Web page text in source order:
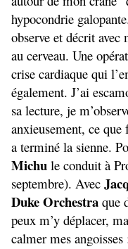
hypocondrie
observe et décrit
au cerveau. Une
crise cardiaque qui
également. J’ai
sa lecture, je
anxieusement, ce que
a terminé la sienne.
Michu le conduit à
septembre). Avec
Duke Orchestra que
peux m’y déplacer,
calmer mes